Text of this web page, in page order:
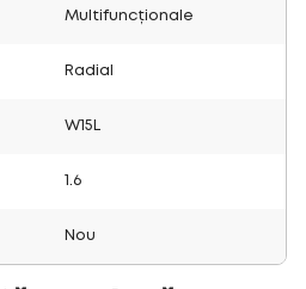
Multifuncționale
Radial
W15L
1.6
Nou